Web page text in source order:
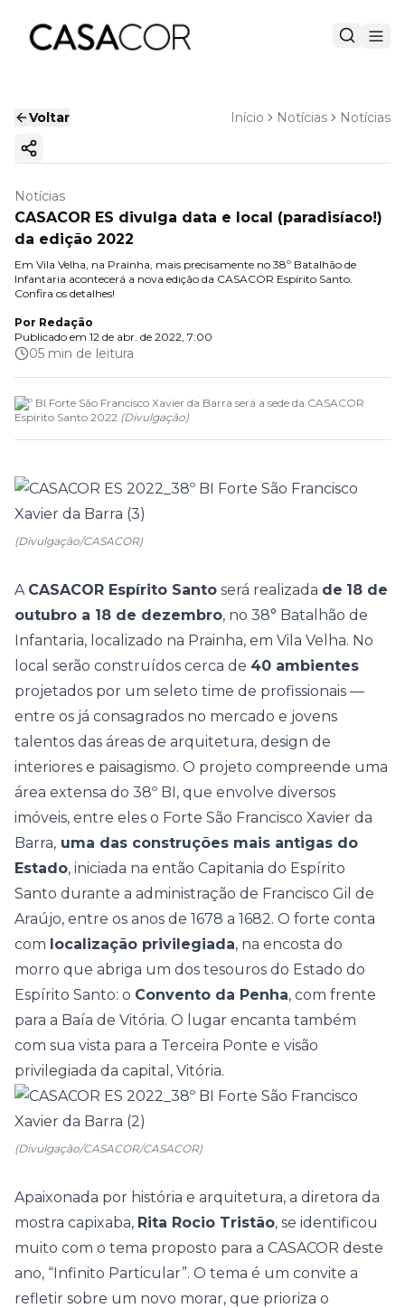
Voltar Início Notícias Notícias
Copiar link
Notícias
CASACOR ES divulga data e local (paradisíaco!)
da edição 2022
Em Vila Velha, na Prainha, mais precisamente no 38º Batalhão de
Infantaria acontecerá a nova edição da CASACOR Espírito Santo.
Confira os detalhes!
Por Redação
Publicado em 12 de abr. de 2022, 7:00
05 min de leitura
38º BI Forte São Francisco Xavier da Barra será a sede da CASACOR
Espírito Santo 2022 (Divulgação)
(Divulgação/CASACOR)
A CASACOR Espírito Santo será realizada de 18 de
outubro a 18 de dezembro, no 38° Batalhão de
Infantaria, localizado na Prainha, em Vila Velha. No
local serão construídos cerca de 40 ambientes
projetados por um seleto time de profissionais —
entre os já consagrados no mercado e jovens
talentos das áreas de arquitetura, design de
interiores e paisagismo. O projeto compreende uma
área extensa do 38º BI, que envolve diversos
imóveis, entre eles o Forte São Francisco Xavier da
Barra, uma das construções mais antigas do
Estado, iniciada na então Capitania do Espírito
Santo durante a administração de Francisco Gil de
Araújo, entre os anos de 1678 a 1682. O forte conta
com localização privilegiada, na encosta do
morro que abriga um dos tesouros do Estado do
Espírito Santo: o Convento da Penha, com frente
para a Baía de Vitória. O lugar encanta também
com sua vista para a Terceira Ponte e visão
privilegiada da capital, Vitória.
(Divulgação/CASACOR/CASACOR)
Apaixonada por história e arquitetura, a diretora da
mostra capixaba, Rita Rocio Tristão, se identificou
muito com o tema proposto para a CASACOR deste
ano, “Infinito Particular”. O tema é um convite a
refletir sobre um novo morar, que prioriza o